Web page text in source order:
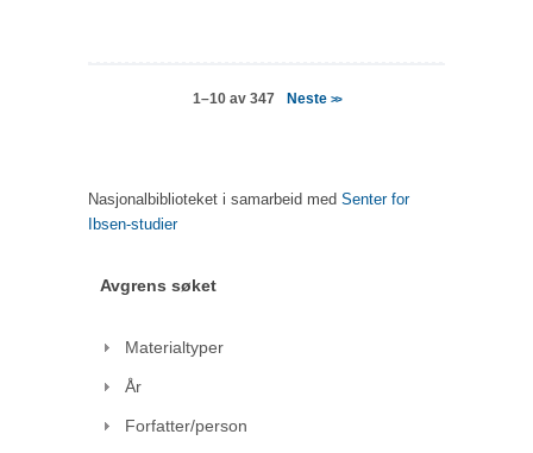
1–10 av 347 Neste >>
Nasjonalbiblioteket i samarbeid med Senter for
Ibsen-studier
Avgrens søket
Materialtyper
År
Forfatter/person